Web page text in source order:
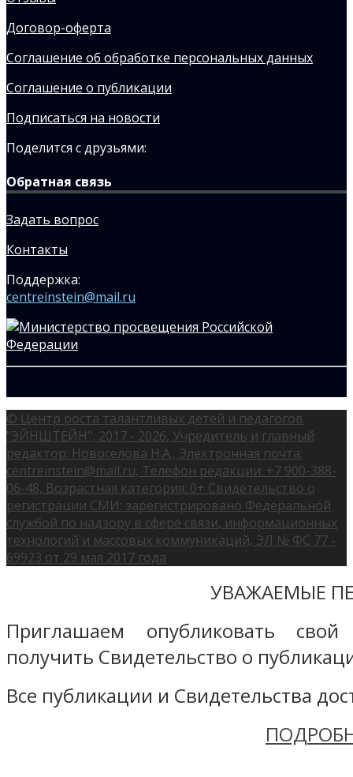
Договор-оферта
Соглашение об обработке персональных данных
Соглашение о публикации
Подписаться на новости
Поделится с друзьями:
Обратная связь
Задать вопрос
Контакты
Поддержка:
centreinstein@mail.ru
© Центр роста талантливых детей и педагогов
"ЭЙНШТЕЙН", 2017 - 2026, Учредитель и главный
редактор: Новоселова Н.А., Электронная почта:
centreinstein@mail.ru, Телефон редакции: +7 900-388-
06-48, Возрастная категория: 0+ Свидетельство о
регистрации СМИ: зарегистрировано Федеральной
службой по надзору в сфере связи, информационных
технологий и массовых коммуникаций, ЭЛ № ФС 77 -
69923 от 29 мая 2017 года
УВАЖАЕМЫЕ
Приглашаем опубликовать
получить Свидетельство о
Все публикации и Свидетельства